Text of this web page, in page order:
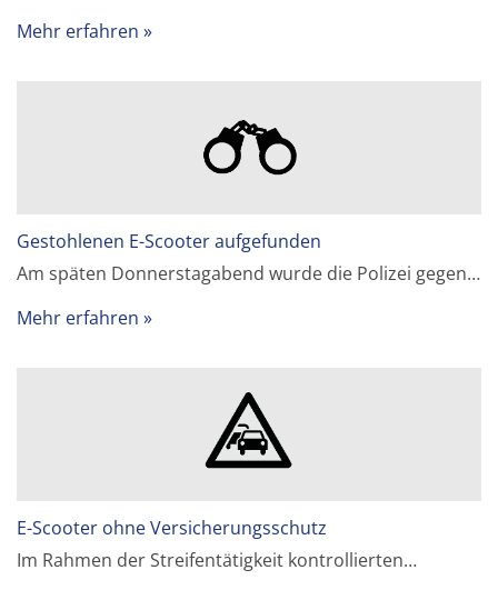
Mehr erfahren
Gestohlenen E-Scooter aufgefunden
Am späten Donnerstagabend wurde die Polizei gegen…
Mehr erfahren
E-Scooter ohne Versicherungsschutz
Im Rahmen der Streifentätigkeit kontrollierten…